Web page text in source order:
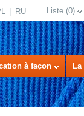
RU Liste (0)
à façon